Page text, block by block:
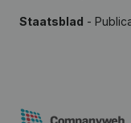
Staatsblad -